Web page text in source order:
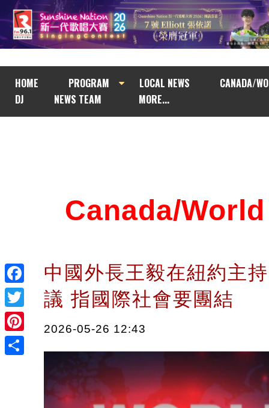
HOME PROGRAM LOCAL NEWS
CANADA/
DJ
NEWS TEAM MORE...
Facebook
Twitter
Pinterest
Canada/
中國外長王毅在紐約主
議 指國際社會要團結
2026-05-26 12:43